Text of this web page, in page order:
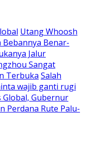
Utang Whoosh
Bebannya Benar-
Jalur
Sangat
Terbuka Salah
wajib ganti rugi
Global, Gubernur
Perdana Rute Palu-